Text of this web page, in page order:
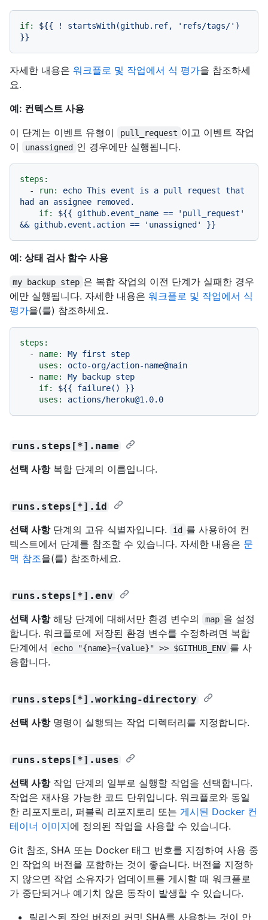
if: ${{ ! startsWith(github.ref, 'refs/tags/' )
}}
자세한 내용은 워크플로 및 작업에서 식 평가을 참조하세
요.
예: 컨텍스트 사용
이 단계는 이벤트 유형이
pull_request 이고 이벤트 작업
이
unassigned 인 경우에만 실행됩니다.
steps:
-
run: echo This event is a pull request that
had
an assignee
removed.
if:
${{ github.event_name ==
'pull_request'
&& github.event.action == 'unassigned' }}
예: 상태 검사 함수 사용
my backup step 은 복합 작업의 이전 단계가 실패한 경우
에만 실행됩니다. 자세한 내용은 워크플로 및 작업에서 식
평가을(를) 참조하세요.
steps:
-
name: My first
step
uses:
octo-org/action-name@main
-
name: My backup step
if:
${{ failure()
}}
uses:
actions/heroku@1.0.0
runs.steps[*].name
선택 사항복합 단계의 이름입니다.
runs.steps[*].id
선택 사항단계의 고유 식별자입니다. id 를 사용하여 컨
텍스트에서 단계를 참조할 수 있습니다. 자세한 내용은 문
맥 참조을(를) 참조하세요.
runs.steps[*].env
선택 사항해당 단계에 대해서만 환경 변수의 map 을 설정
합니다. 워크플로에 저장된 환경 변수를 수정하려면 복합
단계에서
echo "{name}={value}" >> $GITHUB_ENV 를 사
용합니다.
runs.steps[*].working-directory
선택 사항명령이 실행되는 작업 디렉터리를 지정합니다.
runs.steps[*].uses
선택 사항작업 단계의 일부로 실행할 작업을 선택합니다.
작업은 재사용 가능한 코드 단위입니다. 워크플로와 동일
한 리포지토리, 퍼블릭 리포지토리 또는 게시된 Docker 컨
테이너 이미지에 정의된 작업을 사용할 수 있습니다.
Git 참조, SHA 또는 Docker 태그 번호를 지정하여 사용 중
인 작업의 버전을 포함하는 것이 좋습니다. 버전을 지정하
지 않으면 작업 소유자가 업데이트를 게시할 때 워크플로
가 중단되거나 예기치 않은 동작이 발생할 수 있습니다.
릴리스된 작업 버전의 커밋 SHA를 사용하는 것이 안